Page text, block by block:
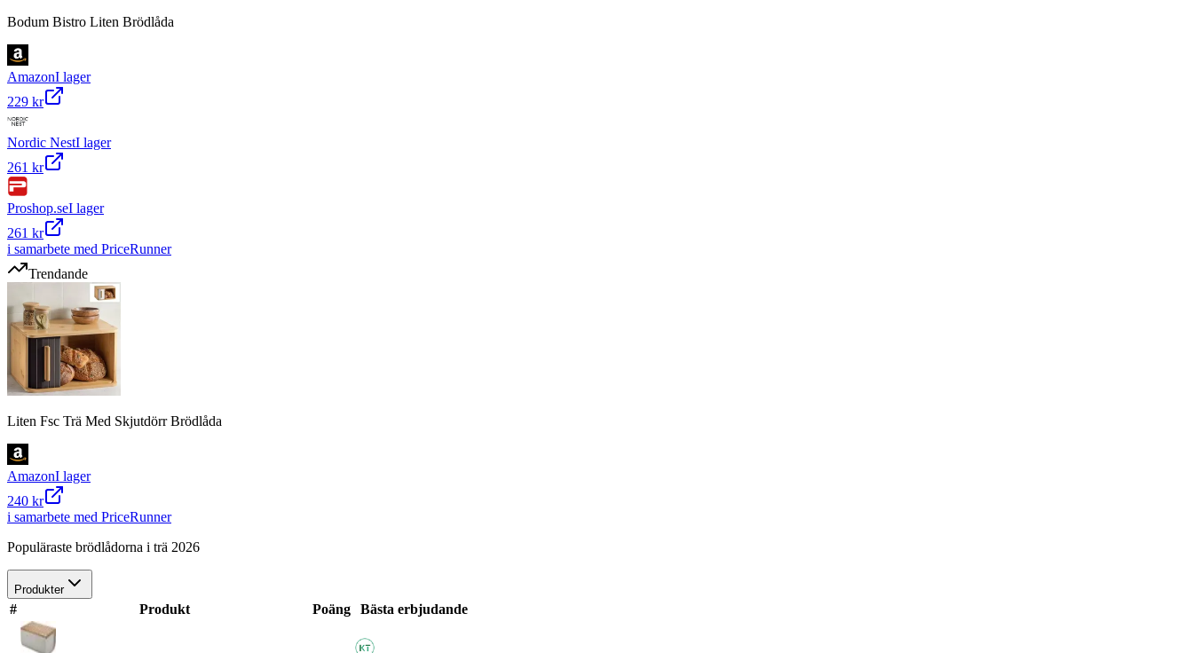
Bodum Bistro Liten Brödlåda
AmazonI lager
229 kr
Nordic NestI lager
261 kr
Proshop.seI lager
261 kr
i samarbete med PriceRunner
Trendande
Liten Fsc Trä Med Skjutdörr Brödlåda
AmazonI lager
240 kr
i samarbete med PriceRunner
Populäraste brödlådorna i trä 2026
Produkter
# Produkt Poäng Bästa erbjudande